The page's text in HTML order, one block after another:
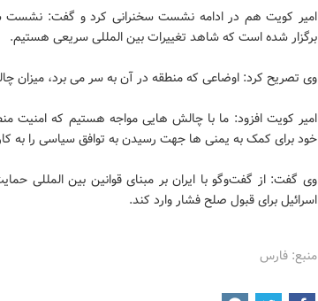
امیر کویت هم در ادامه نشست سخنرانی کرد و گفت: نشست
برگزار شده است که شاهد تغییرات بین المللی سریعی هستیم.
وی تصریح کرد: اوضاعی که منطقه در آن به سر می برد، میزان
امیر کویت افزود: ما با چالش هایی مواجه هستیم که امنیت
خود برای کمک به یمنی ها جهت رسیدن به توافق سیاسی را به
وی گفت: از گفت‌و‌گو با ایران بر مبنای قوانین بین المللی
اسرائیل برای قبول صلح فشار وارد کند.
منبع: فارس